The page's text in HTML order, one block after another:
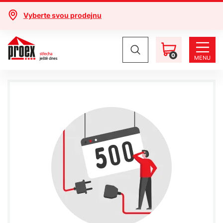
Vyberte svou prodejnu
0 MENU